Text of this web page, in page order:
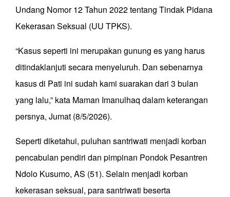
Undang Nomor 12 Tahun 2022 tentang Tindak Pidana
Kekerasan Seksual (UU TPKS).
“Kasus seperti ini merupakan gunung es yang harus
ditindaklanjuti secara menyeluruh. Dan sebenarnya
kasus di Pati ini sudah kami suarakan dari 3 bulan
yang lalu,” kata Maman Imanulhaq dalam keterangan
persnya, Jumat (8/5/2026).
Seperti diketahui, puluhan santriwati menjadi korban
pencabulan pendiri dan pimpinan Pondok Pesantren
Ndolo Kusumo, AS (51). Selain menjadi korban
kekerasan seksual, para santriwati beserta